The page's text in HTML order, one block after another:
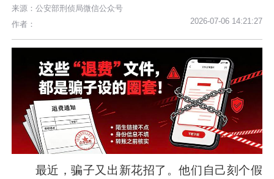
来源：公安部刑侦局微信公众号
作者：
2026-07-06 14:21:27
最近，骗子又出新花招了。他们自己刻个假